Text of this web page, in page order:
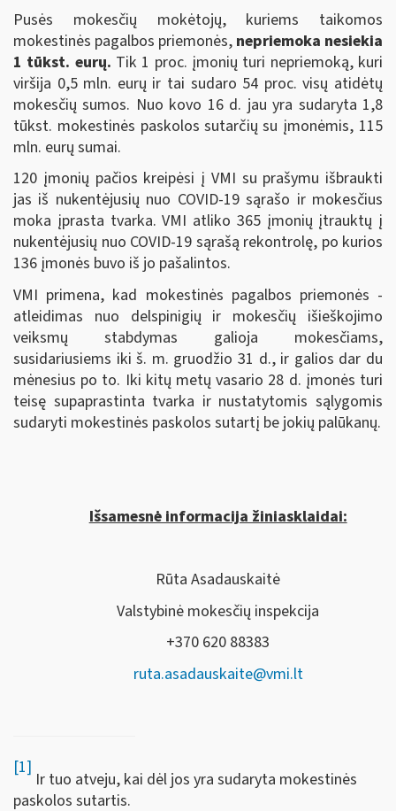
Pusės mokesčių mokėtojų, kuriems taikomos
mokestinės pagalbos priemonės, nepriemoka nesiekia
1 tūkst. eurų. Tik 1 proc. įmonių turi nepriemoką, kuri
viršija 0,5 mln. eurų ir tai sudaro 54 proc. visų atidėtų
mokesčių sumos. Nuo kovo 16 d. jau yra sudaryta 1,8
tūkst. mokestinės paskolos sutarčių su įmonėmis, 115
mln. eurų sumai.
120 įmonių pačios kreipėsi į VMI su prašymu išbraukti
jas iš nukentėjusių nuo COVID-19 sąrašo ir mokesčius
moka įprasta tvarka. VMI atliko 365 įmonių įtrauktų į
nukentėjusių nuo COVID-19 sąrašą rekontrolę, po kurios
136 įmonės buvo iš jo pašalintos.
VMI primena, kad mokestinės pagalbos priemonės -
atleidimas nuo delspinigių ir mokesčių išieškojimo
veiksmų stabdymas galioja mokesčiams,
susidariusiems iki š. m. gruodžio 31 d., ir galios dar du
mėnesius po to. Iki kitų metų vasario 28 d. įmonės turi
teisę supaprastinta tvarka ir nustatytomis sąlygomis
sudaryti mokestinės paskolos sutartį be jokių palūkanų.
Išsamesnė informacija žiniasklaidai:
Rūta Asadauskaitė
Valstybinė mokesčių inspekcija
+370 620 88383
ruta.asadauskaite@vmi.lt
[1]
Ir tuo atveju, kai dėl jos yra sudaryta mokestinės
paskolos sutartis.